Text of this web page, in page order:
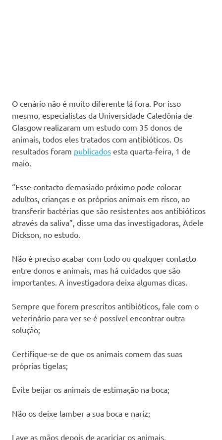
O cenário não é muito diferente lá fora. Por isso
mesmo, especialistas da Universidade Caledônia de
Glasgow realizaram um estudo com 35 donos de
animais, todos eles tratados com antibióticos. Os
resultados foram publicados esta quarta-feira, 1 de
maio.
“Esse contacto demasiado próximo pode colocar
adultos, crianças e os próprios animais em risco, ao
transferir bactérias que são resistentes aos antibióticos
através da saliva”, disse uma das investigadoras, Adele
Dickson, no estudo.
Não é preciso acabar com todo ou qualquer contacto
entre donos e animais, mas há cuidados que são
importantes. A investigadora deixa algumas dicas.
Sempre que forem prescritos antibióticos, fale com o
veterinário para ver se é possível encontrar outra
solução;
Certifique-se de que os animais comem das suas
próprias tigelas;
Evite beijar os animais de estimação na boca;
Não os deixe lamber a sua boca e nariz;
Lave as mãos depois de acariciar os animais.